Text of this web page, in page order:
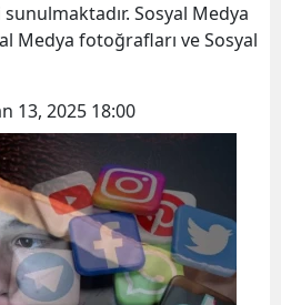
Sosyal Medya
Medya fotoğrafları ve Sosyal
13, 2025 18:00